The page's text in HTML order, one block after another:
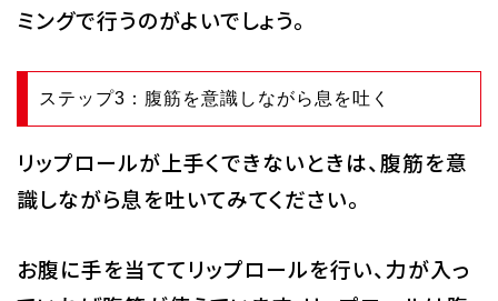
ミングで行うのがよいでしょう。
ステップ3：腹筋を意識しながら息を吐く
リップロールが上手くできないときは、腹筋を意
識しながら息を吐いてみてください。
お腹に手を当ててリップロールを行い、力が入っ